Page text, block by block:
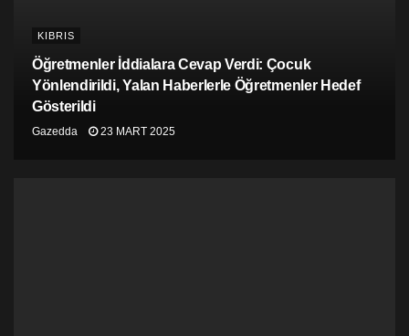
KIBRIS
Öğretmenler İddialara Cevap Verdi: Çocuk
Yönlendirildi, Yalan Haberlerle Öğretmenler Hedef
Gösterildi
Gazedda 23 MART 2025